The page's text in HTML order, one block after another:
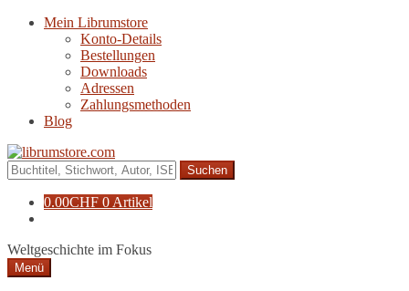
Navigation
Zum
Mein Librumstore
Konto-Details
Bestellungen
Downloads
Adressen
Zahlungsmethoden
Blog
Suche
nach:
0.00CHF 0 Artikel
Weltgeschichte im Fokus
Menü